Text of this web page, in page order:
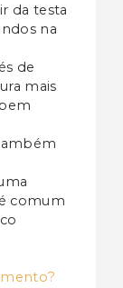
da testa
na
de
mais
comum